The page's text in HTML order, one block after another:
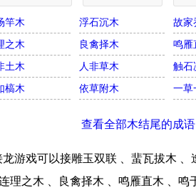
竿木 浮石沉木 故家
之木 良禽择木 鸣雁
土木 人非草木 触石
槁木 依草附木 一草
查看全部木结尾的成语
游戏可以接雕玉双联 、蜚瓦拔木 、
理之木 、良禽择木 、鸣雁直木 、鸣